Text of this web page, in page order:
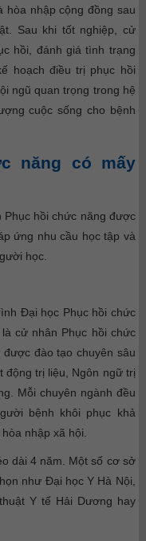
hòa nhập cộng đồng sau
Sau khi tốt nghiệp, cử
hồi, đánh giá tình trạng
hoạch điều trị phục hồi
ngũ quan trọng trong hệ
cuộc sống cho bệnh
năng có mấy
Phục hồi chức năng được
ứng nhu cầu học tập và
học.
Đại học Phục hồi chức
cử nhân Phục hồi chức
đào tạo chuyên sâu
động trị liệu, Ngôn ngữ trị
Mỗi chuyên ngành đều
bệnh khôi phục khả
nhập xã hội.
dài 4 năm. Một số cơ sở
như Đại học Y Hà Nội,
Y tế Hải Dương hay